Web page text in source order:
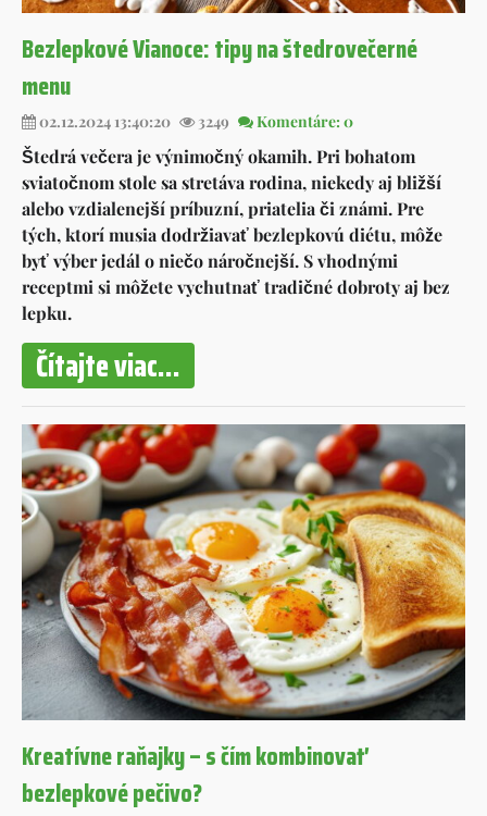
Bezlepkové Vianoce: tipy na štedrovečerné
menu
02.12.2024 13:40:20 3249 Komentáre: 0
Štedrá večera je výnimočný okamih. Pri bohatom
sviatočnom stole sa stretáva rodina, niekedy aj bližší
alebo vzdialenejší príbuzní, priatelia či známi. Pre
tých, ktorí musia dodržiavať bezlepkovú diétu, môže
byť výber jedál o niečo náročnejší. S vhodnými
receptmi si môžete vychutnať tradičné dobroty aj bez
lepku.
Čítajte viac...
Kreatívne raňajky – s čím kombinovať
bezlepkové pečivo?